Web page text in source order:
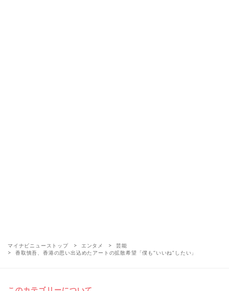
マイナビニューストップ エンタメ
芸能
香取慎吾、香港の思い出込めたアートの拡散希望「僕も“いいね”したい」